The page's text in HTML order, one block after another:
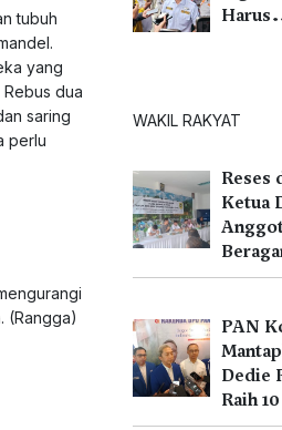
tubuh
yang
dua
saring
perlu
(Rangga)
WAKIL RAKYAT
Reses
Ketua
PAN
Dedie
Raih